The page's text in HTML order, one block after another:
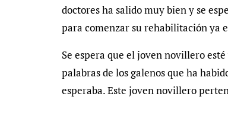
doctores ha salido muy bien y se
para comenzar su rehabilitación ya
Se espera que el joven novillero
palabras de los galenos que ha
esperaba. Este joven novillero